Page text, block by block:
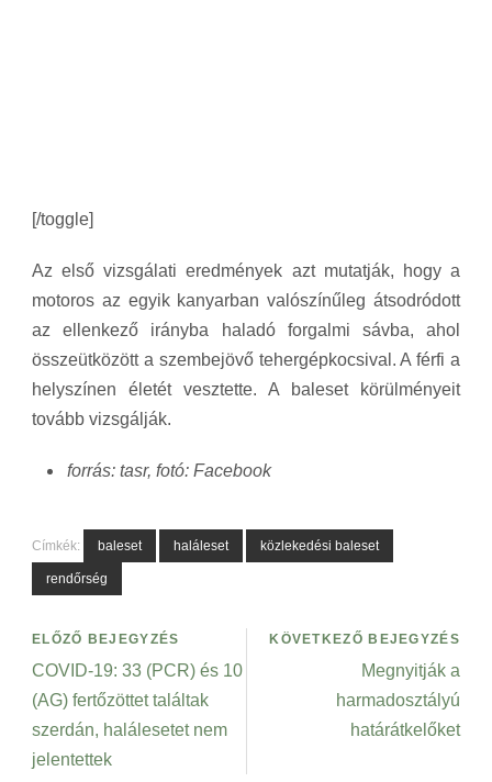
[/toggle]
Az első vizsgálati eredmények azt mutatják, hogy a
motoros az egyik kanyarban valószínűleg átsodródott
az ellenkező irányba haladó forgalmi sávba, ahol
összeütközött a szembejövő tehergépkocsival. A férfi a
helyszínen életét vesztette. A baleset körülményeit
tovább vizsgálják.
forrás: tasr, fotó: Facebook
Címkék: baleset haláleset közlekedési baleset
rendőrség
ELŐZŐ BEJEGYZÉS
COVID-19: 33 (PCR) és 10
(AG) fertőzöttet találtak
szerdán, halálesetet nem
jelentettek
KÖVETKEZŐ BEJEGYZÉS
Megnyitják a
harmadosztályú
határátkelőket